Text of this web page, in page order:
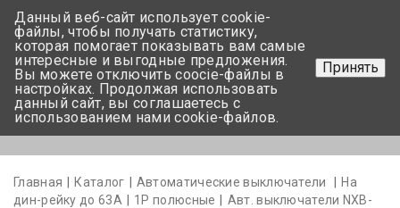
+375 17-350-99-56
+375 44-752-82-08
Задать вопрос
Главная Каталог Автоматические выключатели
На
дин-рейку до 63А
1Р полюсные
Авт. выключатели NXB-
Данный веб-сайт использует cookie-
файлы, чтобы получать статистику,
которая помогает показывать вам самые
интересные и выгодные предложения.
Вы можете отключить coocie-файлы в
настройках. Продолжая использовать
данный сайт, вы соглашаетесь с
использованием нами cookie-файлов.
Принять